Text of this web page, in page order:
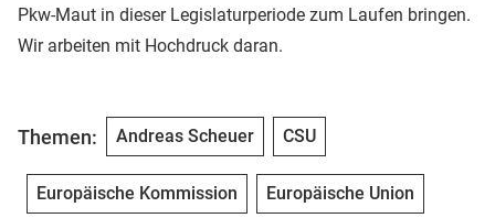
Pkw-Maut in dieser Legislaturperiode zum Laufen bringen.
Wir arbeiten mit Hochdruck daran.
Themen: Andreas Scheuer CSU
Europäische Kommission Europäische Union